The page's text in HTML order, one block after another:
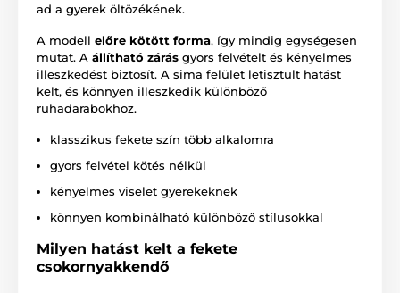
ad a gyerek öltözékének.
A modell előre kötött forma, így mindig egységesen
mutat. A állítható zárás gyors felvételt és kényelmes
illeszkedést biztosít. A sima felület letisztult hatást
kelt, és könnyen illeszkedik különböző
ruhadarabokhoz.
klasszikus fekete szín több alkalomra
gyors felvétel kötés nélkül
kényelmes viselet gyerekeknek
könnyen kombinálható különböző stílusokkal
Milyen hatást kelt a fekete
csokornyakkendő